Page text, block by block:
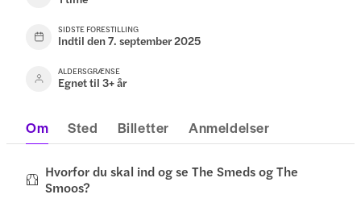
SIDSTE FORESTILLING
Indtil den 7. september 2025
ALDERSGRÆNSE
Egnet til 3+ år
Om Sted Billetter Anmeldelser
Hvorfor du skal ind og se The Smeds og The
Smoos?